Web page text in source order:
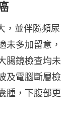
，並伴隨頻尿
未多加留意，
腸鏡檢查均未
及電腦斷層檢
腫，下腹部更